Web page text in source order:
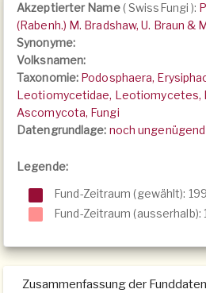
Akzeptierter Name(SwissFungi):
(Rabenh.) M. Bradshaw, U. Braun &
Synonyme:
Volksnamen:
Taxonomie: Podosphaera,
Leotiomycetidae, Leotiomycetes,
Ascomycota, Fungi
Datengrundlage: noch ungenügend
Legende:
Fund-Zeitraum (gewählt):
Fund-Zeitraum (ausserhalb):
Zusammenfassung der Funddaten